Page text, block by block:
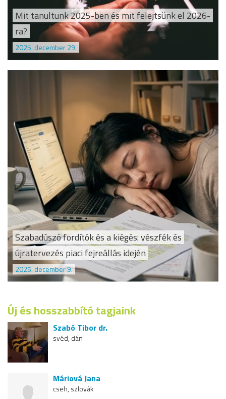
Mit tanultunk 2025-ben és mit felejtsünk el 2026-
ra?
2025. december 29.
Szabadúszó fordítók és a kiégés: vészfék és
újratervezés piaci fejreállás idején
2025. december 9.
Új és hosszabbító tagjaink
Szabó Tibor dr.
svéd, dán
Máriová Jana
cseh, szlovák